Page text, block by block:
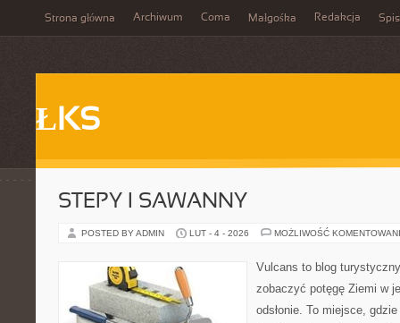
Strona główna Archiwum Coma Małgośka Redakcja
ŁKS
STEPY I SAWANNY
POSTED BY ADMIN LUT - 4 - 2026 MOŻLIWOŚĆ
Vulcans to blog
zobaczyć potęgę Ziemi w
odsłonie. To miejsce,